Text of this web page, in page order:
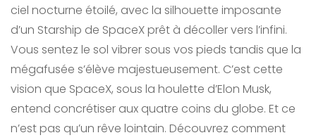
ciel nocturne étoilé, avec la silhouette imposante
d’un Starship de SpaceX prêt à décoller vers l’infini.
Vous sentez le sol vibrer sous vos pieds tandis que la
mégafusée s’élève majestueusement. C’est cette
vision que SpaceX, sous la houlette d’Elon Musk,
entend concrétiser aux quatre coins du globe. Et ce
n’est pas qu’un rêve lointain. Découvrez comment